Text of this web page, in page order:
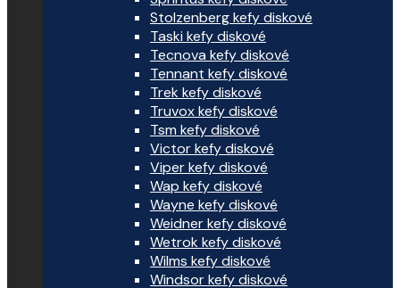
Stolzenberg kefy diskové
Taski kefy diskové
Tecnova kefy diskové
Tennant kefy diskové
Trek kefy diskové
Truvox kefy diskové
Tsm kefy diskové
Victor kefy diskové
Viper kefy diskové
Wap kefy diskové
Wayne kefy diskové
Weidner kefy diskové
Wetrok kefy diskové
Wilms kefy diskové
Windsor kefy diskové